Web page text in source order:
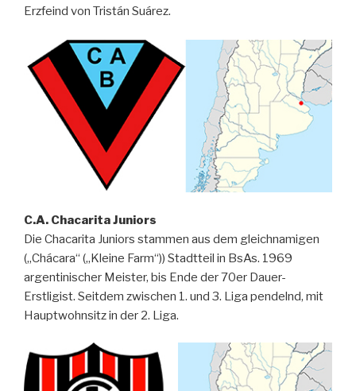
Erzfeind von Tristán Suárez.
C.A. Chacarita Juniors
Die Chacarita Juniors stammen aus dem gleichnamigen
(„Chácara“ („Kleine Farm“)) Stadtteil in BsAs. 1969
argentinischer Meister, bis Ende der 70er Dauer-
Erstligist. Seitdem zwischen 1. und 3. Liga pendelnd, mit
Hauptwohnsitz in der 2. Liga.